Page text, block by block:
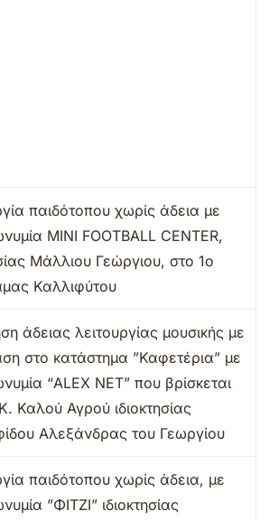
παιδότοπου χωρίς άδεια με
MINI FOOTBALL CENTER,
Μάλλιου Γεώργιου, στο 1ο
Καλλιφύτου
άδειας λειτουργίας μουσικής με
στο κατάστημα ”Καφετέρια” με
“ALEX NET” που βρίσκεται
Καλού Αγρού ιδιοκτησίας
Αλεξάνδρας του Γεωργίου
παιδότοπου χωρίς άδεια, με
”ΦΙΤΖΙ” ιδιοκτησίας